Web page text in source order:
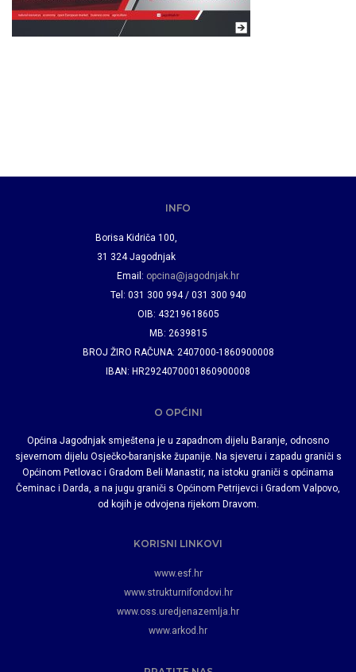
INFO
Borisa Kidriča 100,
31 324 Jagodnjak
Email: opcina@jagodnjak.hr
Tel: 031 300 994 / 031 300 940
OIB: 43219618605
MB: 2639815
BROJ ŽIRO RAČUNA: 2407000-1860900008
IBAN: HR2924070001860900008
O OPĆINI
Općina Jagodnjak smještena je u zapadnom dijelu Baranje, odnosno
sjevernom dijelu Osječko-baranjske županije. Na sjeveru i zapadu graniči s
Općinom Petlovac i Gradom Beli Manastir, na istoku graniči s općinama
Čeminac i Darda, a na jugu graniči s Općinom Petrijevci i Gradom Valpovo,
od kojih je odvojena rijekom Dravom.
KORISNI LINKOVI
www.esf.hr
www.strukturnifondovi.hr
www.oss.uredjenazemlja.hr
www.arkod.hr